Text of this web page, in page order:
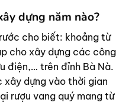
dựng năm nào?
cho biết: khoảng từ
cho xây dựng các công
điện,… trên đỉnh Bà Nà.
xây dựng vào thời gian
rượu vang quý mang từ